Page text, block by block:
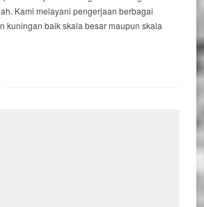
Kami melayani pengerjaan berbagai
kuningan baik skala besar maupun skala